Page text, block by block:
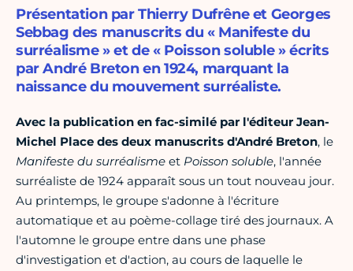
Présentation par Thierry Dufrêne et Georges
Sebbag des manuscrits du « Manifeste du
surréalisme » et de « Poisson soluble » écrits
par André Breton en 1924, marquant la
naissance du mouvement surréaliste.
Avec la publication en fac-similé par l'éditeur Jean-
Michel Place des deux manuscrits d'André Breton, le
Manifeste du surréalisme et Poisson soluble, l'année
surréaliste de 1924 apparaît sous un tout nouveau jour.
Au printemps, le groupe s'adonne à l'écriture
automatique et au poème-collage tiré des journaux. A
l'automne le groupe entre dans une phase
d'investigation et d'action, au cours de laquelle le